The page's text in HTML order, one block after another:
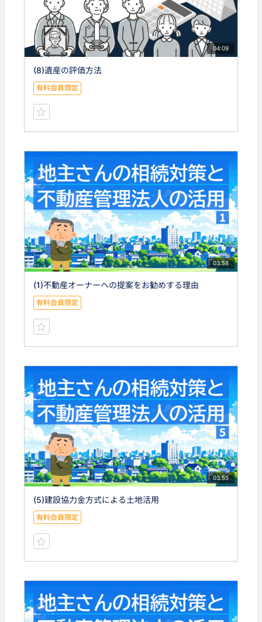
04:09
(8)遺産の評価方法
有料会員限定
03:58
(1)不動産オーナーへの提案をお勧めする理由
有料会員限定
03:55
(5)建設協力金方式による土地活用
有料会員限定